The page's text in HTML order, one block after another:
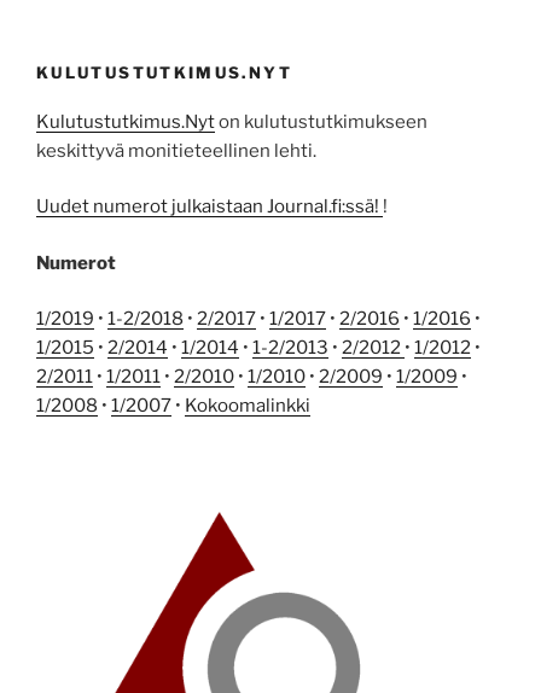
KULUTUSTUTKIMUS.NYT
Kulutustutkimus.Nyton kulutustutkimukseen
keskittyvä monitieteellinen lehti.
Uudet numerot julkaistaan Journal.fi:ssä! !
Numerot
1/2019 • 1-2/2018 • 2/2017 • 1/2017 • 2/2016 • 1/2016 •
1/2015 • 2/2014 • 1/2014 • 1-2/2013 • 2/2012 • 1/2012 •
2/2011 • 1/2011 • 2/2010 • 1/2010 • 2/2009 • 1/2009 •
1/2008 • 1/2007 • Kokoomalinkki